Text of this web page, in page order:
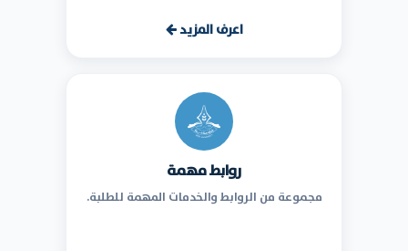
اعرف المزيد
روابط مهمة
مجموعة من الروابط والخدمات المهمة للطلبة.